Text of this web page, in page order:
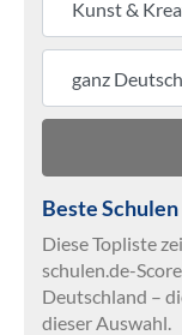
Beste
Diese Topliste
schulen.de-
Deutschland –
dieser Auswahl.